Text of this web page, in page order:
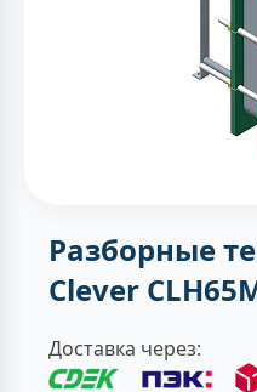
Разборные
Clever
Доставка через: